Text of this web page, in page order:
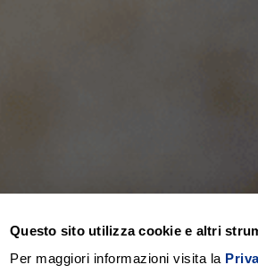
Questo sito utilizza cookie e altri
Per maggiori informazioni visita la